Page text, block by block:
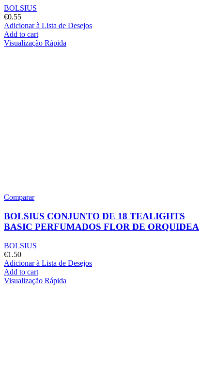
BOLSIUS
€0.55
Adicionar à Lista de Desejos
Add to cart
Visualização Rápida
Comparar
BOLSIUS CONJUNTO DE 18 TEALIGHTS
BASIC PERFUMADOS FLOR DE ORQUIDEA
BOLSIUS
€1.50
Adicionar à Lista de Desejos
Add to cart
Visualização Rápida